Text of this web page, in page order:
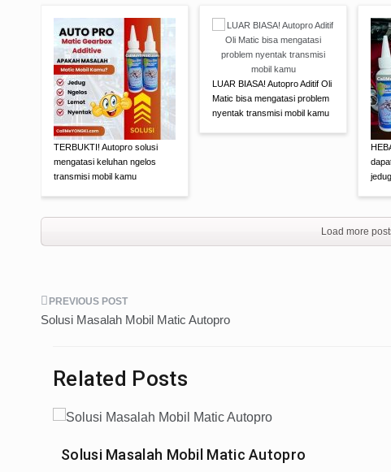
TERBUKTI! Autopro solusi
mengatasi keluhan ngelos
transmisi mobil kamu
LUAR BIASA! Autopro Aditif Oli
Matic bisa mengatasi problem
nyentak transmisi mobil kamu
Load more
Post
Solusi Masalah Mobil Matic Autopro
Related Posts
Solusi Masalah Mobil Matic Autopro